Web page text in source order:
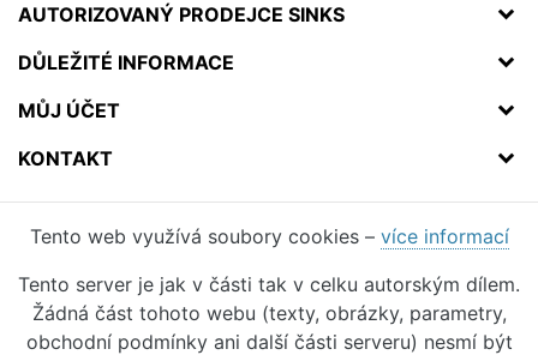
AUTORIZOVANÝ PRODEJCE SINKS
DŮLEŽITÉ INFORMACE
MŮJ ÚČET
KONTAKT
Tento web využívá soubory cookies – více informací
Tento server je jak v části tak v celku autorským dílem.
Žádná část tohoto webu (texty, obrázky, parametry,
obchodní podmínky ani další části serveru) nesmí být